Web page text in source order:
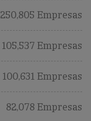
250,805 Empresas
105,537 Empresas
100,631 Empresas
82,078 Empresas